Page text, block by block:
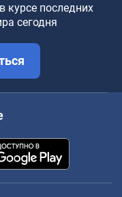
курсе последних
сегодня